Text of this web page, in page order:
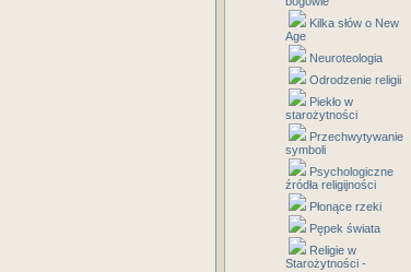
Kilka słów o New
Age
Neuroteologia
Odrodzenie religii
Piekło w
starożytności
Przechwytywanie
symboli
Psychologiczne
źródła religijności
Płonące rzeki
Pępek świata
Religie w
Starożytności -